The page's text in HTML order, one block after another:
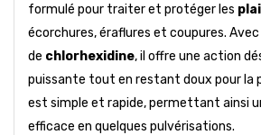
formulé pour traiter et protéger les
écorchures, éraflures et coupures.
de chlorhexidine, il offre une action
puissante tout en restant doux pour la
est simple et rapide, permettant ainsi
efficace en quelques pulvérisations.